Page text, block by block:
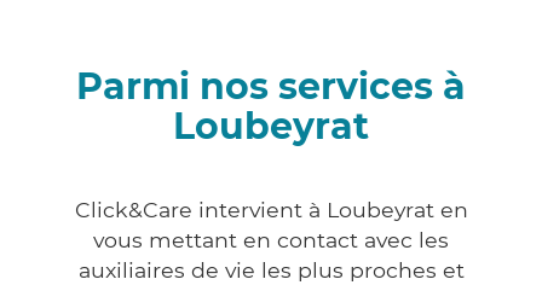
Parmi nos services à
Loubeyrat
Click&Care intervient à Loubeyrat en
vous mettant en contact avec les
auxiliaires de vie les plus proches et